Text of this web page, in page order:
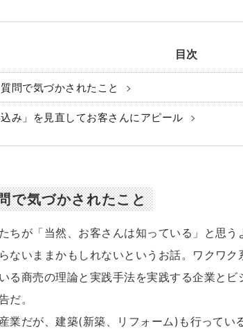
目次
問で気づかされたこと
込み」を見直してお客さんにアピール
で気づかされたこと
ちが「当然、お客さんは知っている」と思う
ないままかもしれないというお話。ワクワ
る商売の理論と実践手法を実践する企業と
だ。
業だが、建築(新築、リフォーム)も行ってい